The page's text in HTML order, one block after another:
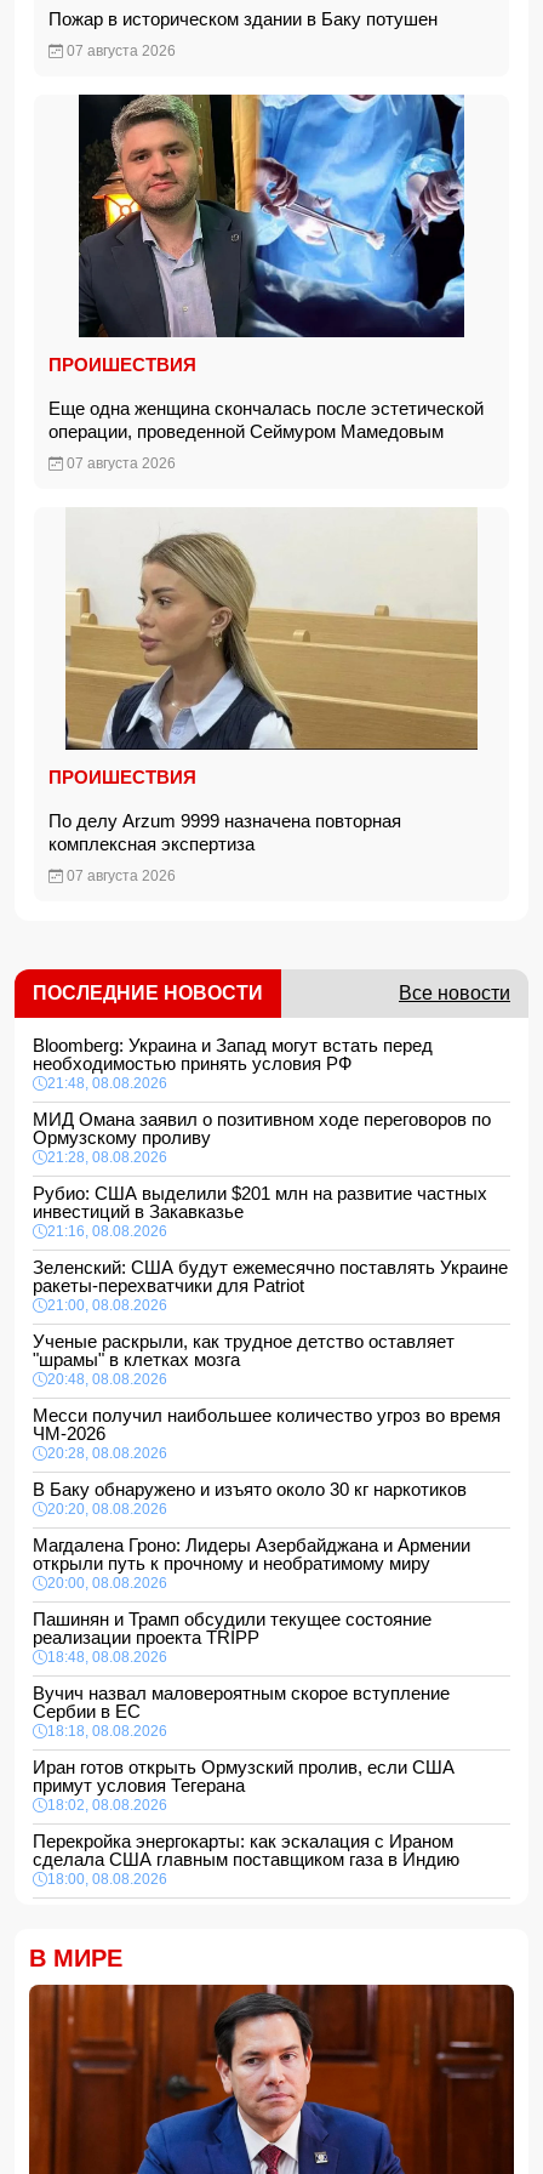
Пожар в историческом здании в Баку потушен
07 августа 2026
ПРОИШЕСТВИЯ
Еще одна женщина скончалась после эстетической
операции, проведенной Сеймуром Мамедовым
07 августа 2026
ПРОИШЕСТВИЯ
По делу Arzum 9999 назначена повторная
комплексная экспертиза
07 августа 2026
ПОСЛЕДНИЕ НОВОСТИ Все новости
Bloomberg: Украина и Запад могут встать перед
необходимостью принять условия РФ
21:48, 08.08.2026
МИД Омана заявил о позитивном ходе переговоров по
Ормузскому проливу
21:28, 08.08.2026
Рубио: США выделили $201 млн на развитие частных
инвестиций в Закавказье
21:16, 08.08.2026
Зеленский: США будут ежемесячно поставлять Украине
ракеты-перехватчики для Patriot
21:00, 08.08.2026
Ученые раскрыли, как трудное детство оставляет
"шрамы" в клетках мозга
20:48, 08.08.2026
Месси получил наибольшее количество угроз во время
ЧМ-2026
20:28, 08.08.2026
В Баку обнаружено и изъято около 30 кг наркотиков
20:20, 08.08.2026
Магдалена Гроно: Лидеры Азербайджана и Армении
открыли путь к прочному и необратимому миру
20:00, 08.08.2026
Пашинян и Трамп обсудили текущее состояние
реализации проекта TRIPP
18:48, 08.08.2026
Вучич назвал маловероятным скорое вступление
Сербии в ЕС
18:18, 08.08.2026
Иран готов открыть Ормузский пролив, если США
примут условия Тегерана
18:02, 08.08.2026
Перекройка энергокарты: как эскалация с Ираном
сделала США главным поставщиком газа в Индию
18:00, 08.08.2026
16:48, 08.08.2026
Турция ограничивает проход коммерческих судов в
Черное море
16:28, 08.08.2026
Каковы основные признаки гормональных нарушений?-
МЧС Азербайджана выступило с экстренным
предупреждением для населения
В МИРЕ